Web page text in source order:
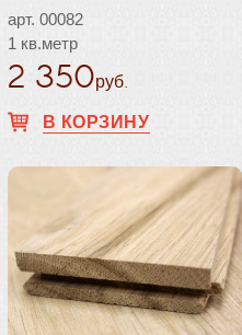
арт. 00082
1 кв.метр
2 350руб.
В КОРЗИНУ